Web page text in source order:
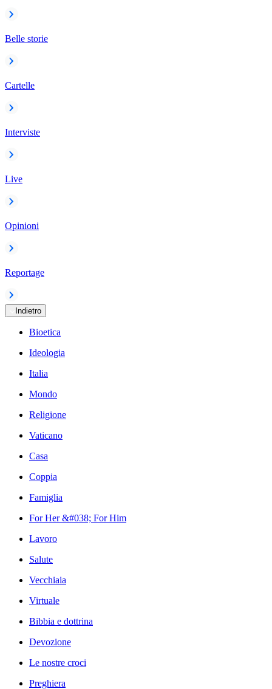
Belle storie
Cartelle
Interviste
Live
Opinioni
Reportage
Indietro
Bioetica
Ideologia
Italia
Mondo
Religione
Vaticano
Casa
Coppia
Famiglia
For Her &#038; For Him
Lavoro
Salute
Vecchiaia
Virtuale
Bibbia e dottrina
Devozione
Le nostre croci
Preghiera